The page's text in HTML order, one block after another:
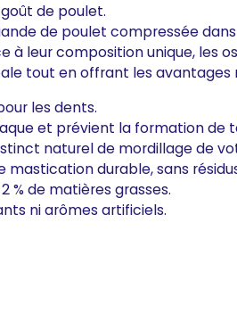
de poulet.
de poulet compressée
à leur composition unique, les
tout en offrant les avantages
les dents.
et prévient la formation de
naturel de mordillage de
mastication durable, sans
% de matières grasses.
ni arômes artificiels.